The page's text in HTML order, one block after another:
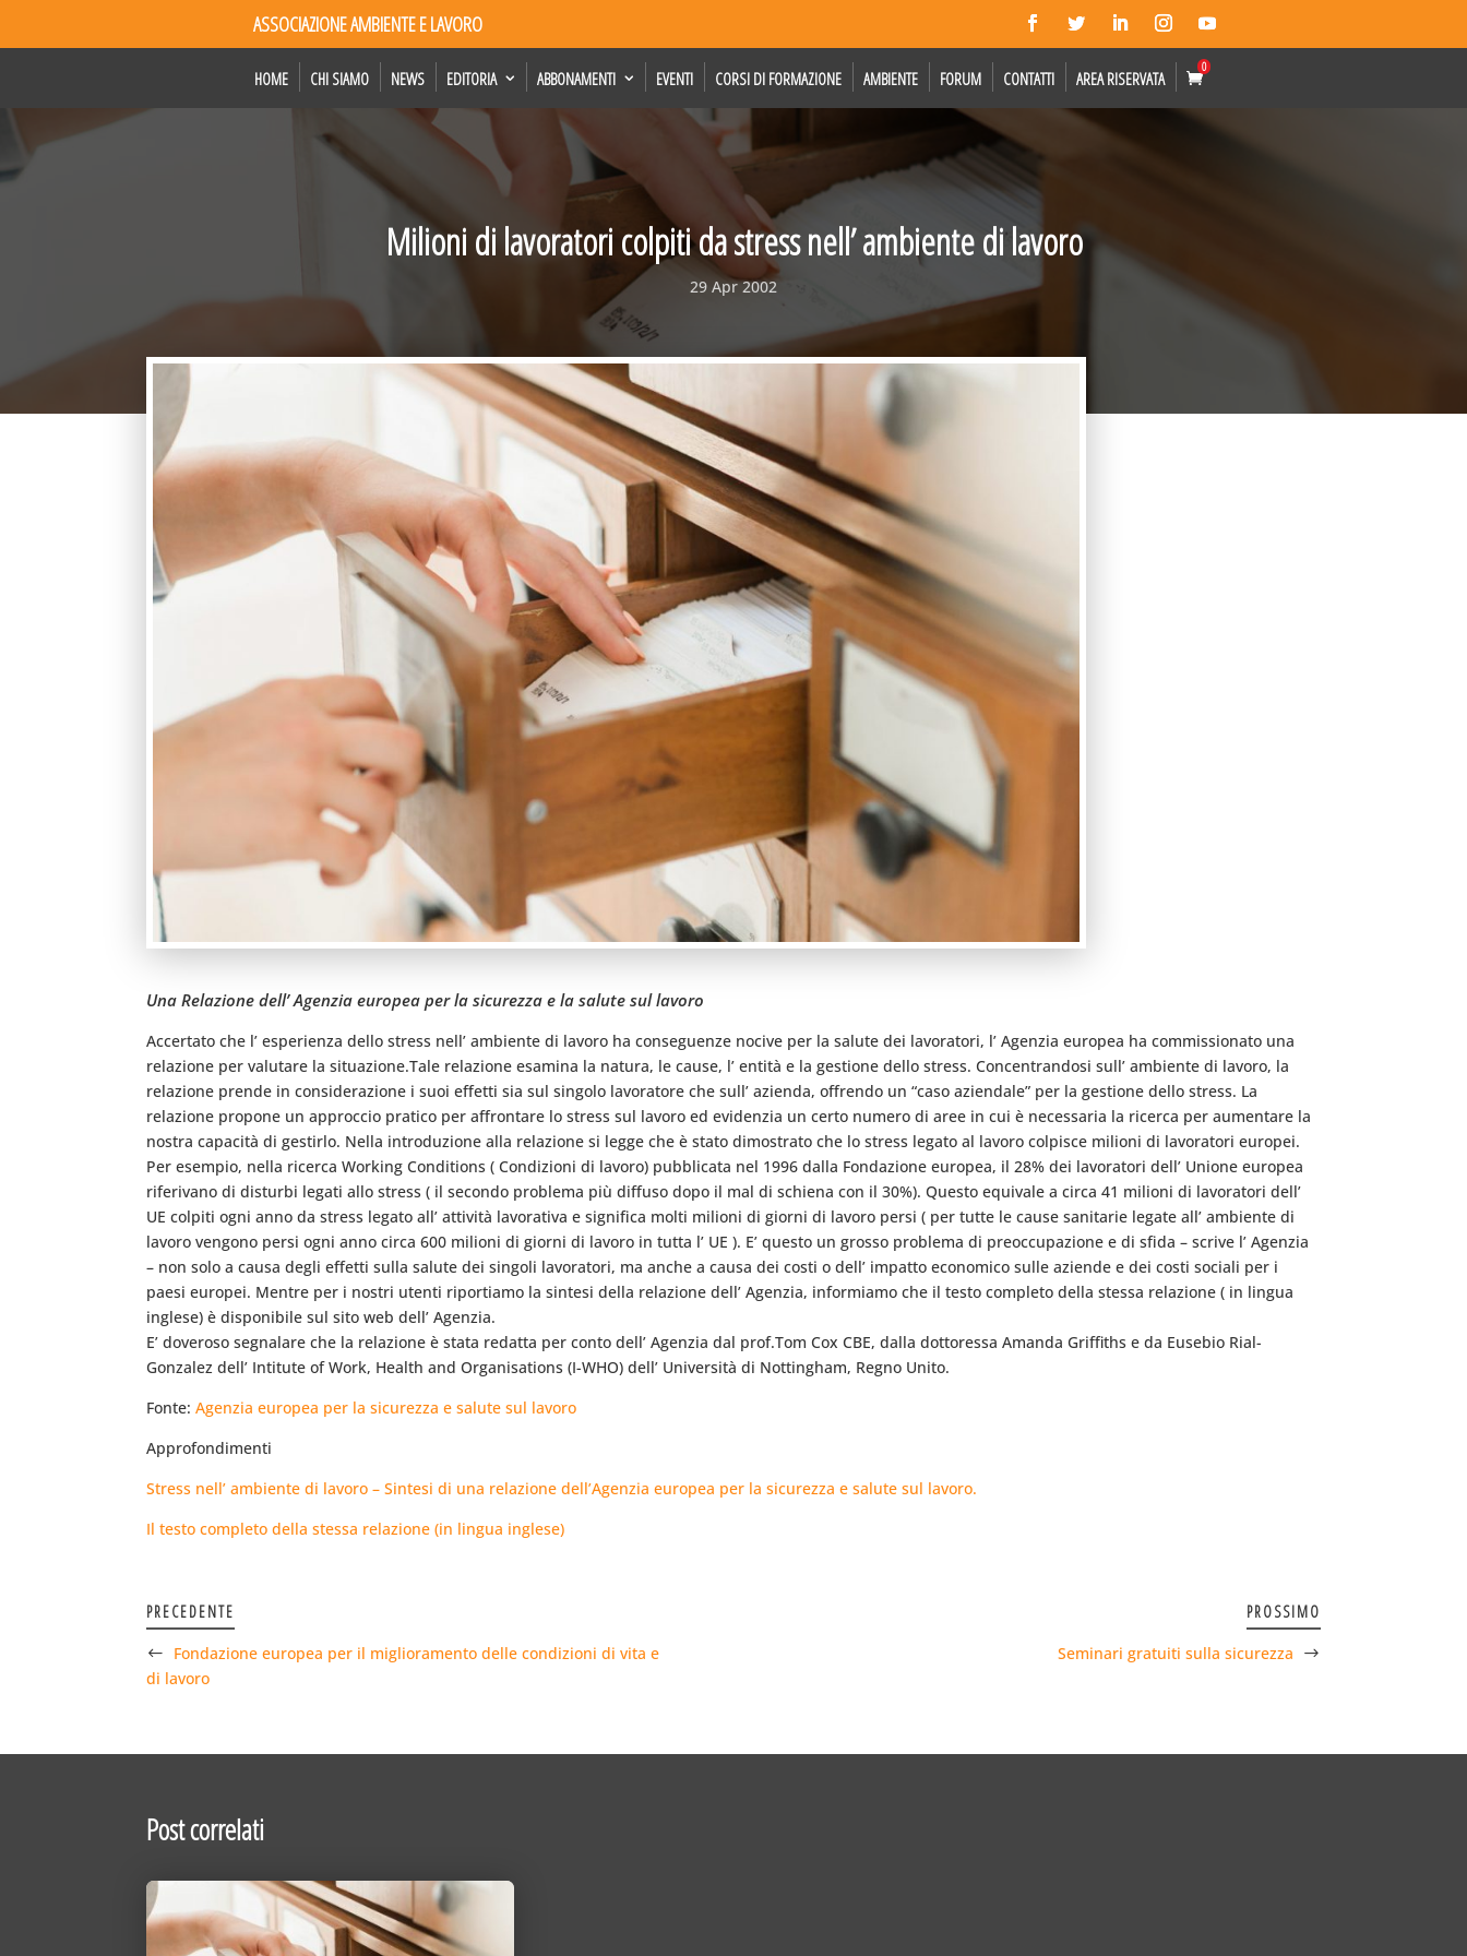
ASSOCIAZIONE AMBIENTE E LAVORO
HOME CHI SIAMO NEWS EDITORIA ABBONAMENTI EVENTI CORSI DI FORMAZIONE AMBIENTE FORUM CONTATTI AREA RISERVATA
0
Milioni di lavoratori colpiti da stress nell’ ambiente di lavoro
29 Apr 2002
Una Relazione dell’ Agenzia europea per la sicurezza e la salute sul lavoro
Accertato che l’ esperienza dello stress nell’ ambiente di lavoro ha conseguenze nocive per la salute dei lavoratori, l’ Agenzia europea ha commissionato una
relazione per valutare la situazione.Tale relazione esamina la natura, le cause, l’ entità e la gestione dello stress. Concentrandosi sull’ ambiente di lavoro, la
relazione prende in considerazione i suoi effetti sia sul singolo lavoratore che sull’ azienda, offrendo un “caso aziendale” per la gestione dello stress. La
relazione propone un approccio pratico per affrontare lo stress sul lavoro ed evidenzia un certo numero di aree in cui è necessaria la ricerca per aumentare la
nostra capacità di gestirlo. Nella introduzione alla relazione si legge che è stato dimostrato che lo stress legato al lavoro colpisce milioni di lavoratori europei.
Per esempio, nella ricerca Working Conditions ( Condizioni di lavoro) pubblicata nel 1996 dalla Fondazione europea, il 28% dei lavoratori dell’ Unione europea
riferivano di disturbi legati allo stress ( il secondo problema più diffuso dopo il mal di schiena con il 30%). Questo equivale a circa 41 milioni di lavoratori dell’
UE colpiti ogni anno da stress legato all’ attività lavorativa e significa molti milioni di giorni di lavoro persi ( per tutte le cause sanitarie legate all’ ambiente di
lavoro vengono persi ogni anno circa 600 milioni di giorni di lavoro in tutta l’ UE ). E’ questo un grosso problema di preoccupazione e di sfida – scrive l’ Agenzia
– non solo a causa degli effetti sulla salute dei singoli lavoratori, ma anche a causa dei costi o dell’ impatto economico sulle aziende e dei costi sociali per i
paesi europei. Mentre per i nostri utenti riportiamo la sintesi della relazione dell’ Agenzia, informiamo che il testo completo della stessa relazione ( in lingua
inglese) è disponibile sul sito web dell’ Agenzia.
E’ doveroso segnalare che la relazione è stata redatta per conto dell’ Agenzia dal prof.Tom Cox CBE, dalla dottoressa Amanda Griffiths e da Eusebio Rial-
Gonzalez dell’ Intitute of Work, Health and Organisations (I-WHO) dell’ Università di Nottingham, Regno Unito.
Fonte:Agenzia europea per la sicurezza e salute sul lavoro
Approfondimenti
Stress nell’ ambiente di lavoro – Sintesi di una relazione dell’Agenzia europea per la sicurezza e salute sul lavoro.
Il testo completo della stessa relazione (in lingua inglese)
PRECEDENTE
Fondazione europea per il miglioramento delle condizioni di vita e
di lavoro
PROSSIMO
Seminari gratuiti sulla sicurezza
Post correlati